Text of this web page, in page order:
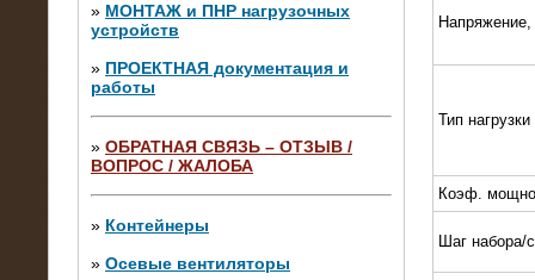
» МОНТАЖ и ПНР нагрузочных
устройств
» ПРОЕКТНАЯ документация и
работы
» ОБРАТНАЯ СВЯЗЬ – ОТЗЫВ /
ВОПРОС / ЖАЛОБА
» Контейнеры
» Осевые вентиляторы
10.04.2015
Аренда нагрузочного модуля 4 МВт,
10 кВ
Тип нагрузки
Коэф.
Шаг набора/